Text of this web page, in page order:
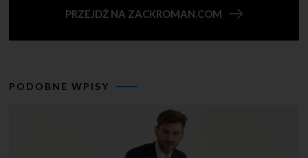
PRZEJDŹ NA ZACKROMAN.COM
PODOBNE WPISY